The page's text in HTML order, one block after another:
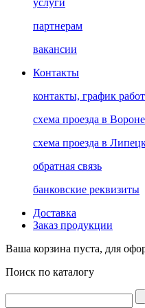
услуги
партнерам
вакансии
Контакты
контакты, график
схема проезда в
схема проезда в
обратная связь
банковские реквизиты
Доставка
Заказ продукции
Ваша корзина пуста, для
Поиск по каталогу